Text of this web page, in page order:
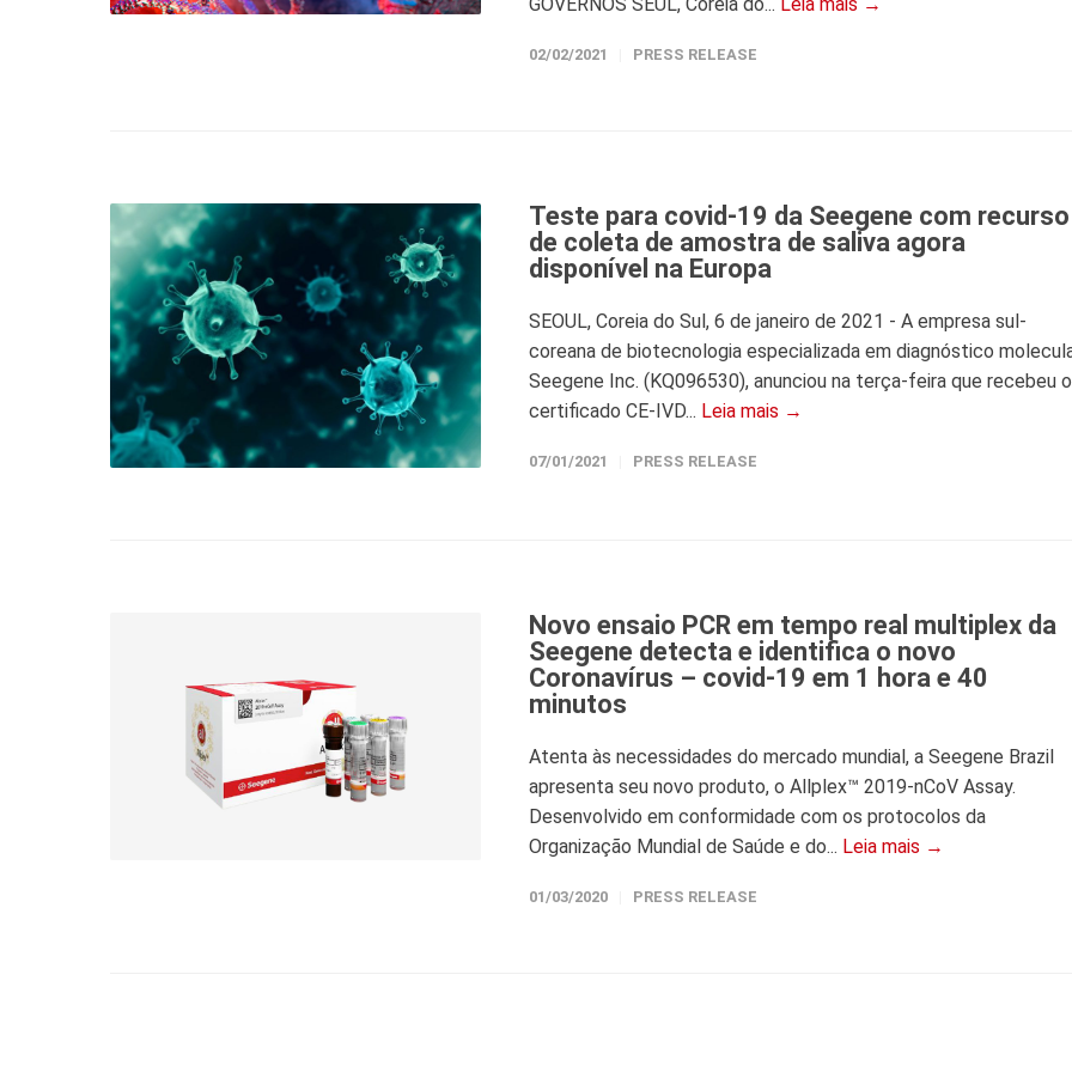
GOVERNOS SEUL, Coreia do... Leia mais →
02/02/2021 PRESS RELEASE
Teste para covid-19 da Seegene com recurso
de coleta de amostra de saliva agora
disponível na Europa
SEOUL, Coreia do Sul, 6 de janeiro de 2021 - A empresa sul-
coreana de biotecnologia especializada em diagnóstico
Seegene Inc. (KQ096530), anunciou na terça-feira que recebeu o
certificado CE-IVD... Leia mais →
07/01/2021 PRESS RELEASE
Novo ensaio PCR em tempo real multiplex da
Seegene detecta e identifica o novo
Coronavírus – covid-19 em 1 hora e 40
minutos
Atenta às necessidades do mercado mundial, a Seegene Brazil
apresenta seu novo produto, o Allplex™ 2019-nCoV Assay.
Desenvolvido em conformidade com os protocolos da
Organização Mundial de Saúde e do... Leia mais →
01/03/2020 PRESS RELEASE